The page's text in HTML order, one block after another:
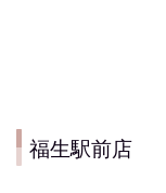
福生駅前店